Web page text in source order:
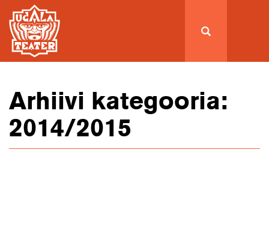
Arhiivi kategooria:
2014/2015